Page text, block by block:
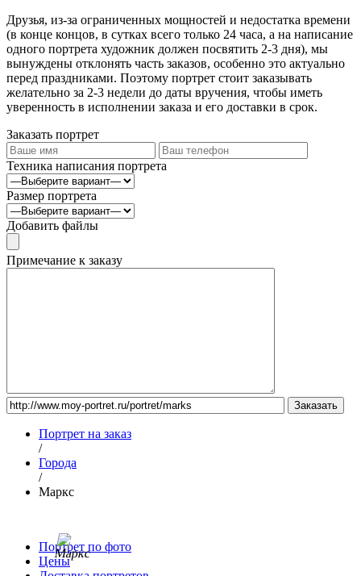
Друзья, из-за ограниченных мощностей и недостатка времени
(в конце концов, в сутках всего только 24 часа, а на написание
одного портрета художник должен посвятить 2-3 дня), мы
вынуждены отклонять часть заказов, особенно это актуально
перед праздниками. Поэтому портрет стоит заказывать
желательно за 2-3 недели до даты вручения, чтобы иметь
уверенность в исполнении заказа и его доставки в срок.
Заказать портрет
Техника написания портрета
Размер портрета
Добавить файлы
Примечание к заказу
Портрет на заказ
/
Города
/
Маркс
Портрет по фото
Цены